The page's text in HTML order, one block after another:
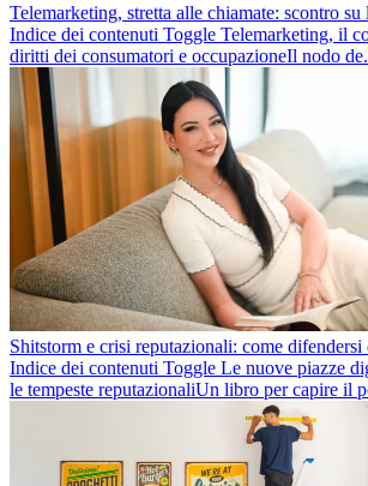
Telemarketing, stretta alle chiamate: scontro su
Indice dei contenuti Toggle Telemarketing, il
diritti dei consumatori e occupazioneIl nodo
Shitstorm e crisi reputazionali: come difendersi
Indice dei contenuti Toggle Le nuove piazze
le tempeste reputazionaliUn libro per capire il